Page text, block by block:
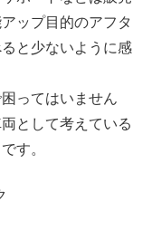
ップ目的のアフタ
と少ないように感
ってはいません
として考えている
す。